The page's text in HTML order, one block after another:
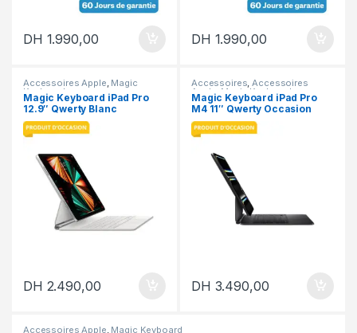
DH 1.990,00 DH 1.990,00
Accessoires Apple, Magic
Keyboard
Magic Keyboard iPad Pro
12.9″ Qwerty Blanc
Occasion
DH 2.490,00
Accessoires,Accessoires
Apple Magic Keyboard
Magic Keyboard iPad Pro
M4 11″ Qwerty Occasion
DH 3.490,00
Accessoires Apple, Magic Keyboard